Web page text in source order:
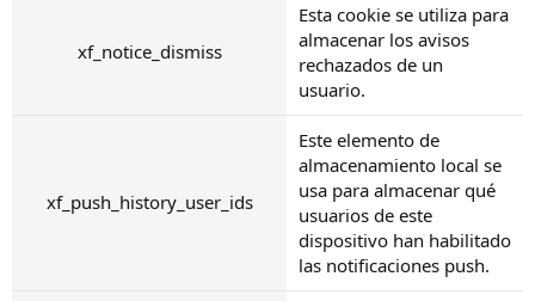
xf_notice_dismiss
Esta cookie se utiliza para
almacenar los avisos
rechazados de un
usuario.
xf_push_history_user_ids
Este elemento de
almacenamiento local se
usa para almacenar qué
usuarios de este
dispositivo han habilitado
las notificaciones push.